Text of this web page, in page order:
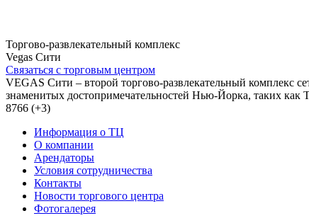
Торгово-развлекательный комплекс
Vegas Сити
Связаться с торговым центром
VEGAS Сити – второй торгово-развлекательный комплекс
знаменитых достопримечательностей Нью-Йорка, таких
8766 (+3)
Информация о ТЦ
О компании
Арендаторы
Условия сотрудничества
Контакты
Новости торгового центра
Фотогалерея